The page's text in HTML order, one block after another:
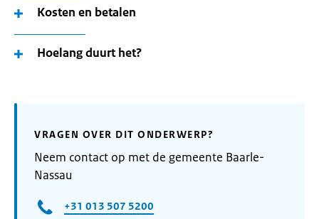
Kosten en betalen
Hoelang duurt het?
VRAGEN OVER DIT ONDERWERP?
Neem contact op met de gemeente Baarle-
Nassau
+31 013 507 5200